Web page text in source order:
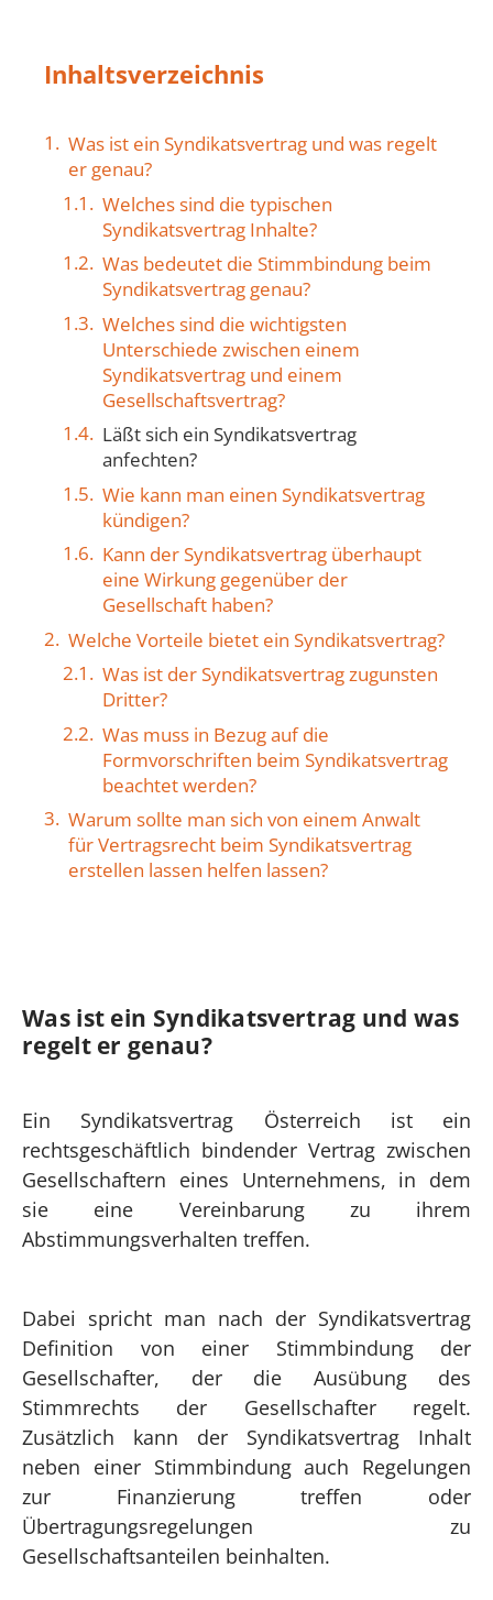
Inhaltsverzeichnis
Was ist ein Syndikatsvertrag und was regelt
er genau?
Welches sind die typischen
Syndikatsvertrag Inhalte?
Was bedeutet die Stimmbindung beim
Syndikatsvertrag genau?
Welches sind die wichtigsten
Unterschiede zwischen einem
Syndikatsvertrag und einem
Gesellschaftsvertrag?
Läßt sich ein Syndikatsvertrag
anfechten?
Wie kann man einen Syndikatsvertrag
kündigen?
Kann der Syndikatsvertrag überhaupt
eine Wirkung gegenüber der
Gesellschaft haben?
Welche Vorteile bietet ein Syndikatsvertrag?
Was ist der Syndikatsvertrag zugunsten
Dritter?
Was muss in Bezug auf die
Formvorschriften beim Syndikatsvertrag
beachtet werden?
Warum sollte man sich von einem Anwalt
für Vertragsrecht beim Syndikatsvertrag
erstellen lassen helfen lassen?
Was ist ein Syndikatsvertrag und was
regelt er genau?
Ein Syndikatsvertrag Österreich ist ein
rechtsgeschäftlich bindender Vertrag zwischen
Gesellschaftern eines Unternehmens, in dem
sie eine Vereinbarung zu ihrem
Abstimmungsverhalten treffen.
Dabei spricht man nach der Syndikatsvertrag
Definition von einer Stimmbindung der
Gesellschafter, der die Ausübung des
Stimmrechts der Gesellschafter regelt.
Zusätzlich kann der Syndikatsvertrag Inhalt
neben einer Stimmbindung auch Regelungen
zur Finanzierung treffen oder
Übertragungsregelungen zu
Gesellschaftsanteilen beinhalten.